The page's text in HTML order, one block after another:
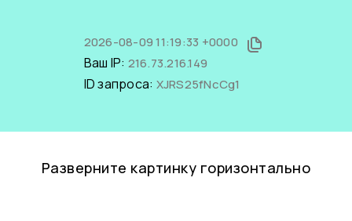
2026-08-09 11:19:33 +0000
Ваш IP: 216.73.216.149
ID запроса: XJRS25fNcCg1
Разверните картинку горизонтально